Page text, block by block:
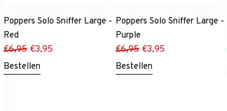
Poppers Solo Sniffer Large -
Red
€6,95 €3,95
Bestellen
Poppers Solo Sniffer Large -
Purple
€6,95 €3,95
Bestellen